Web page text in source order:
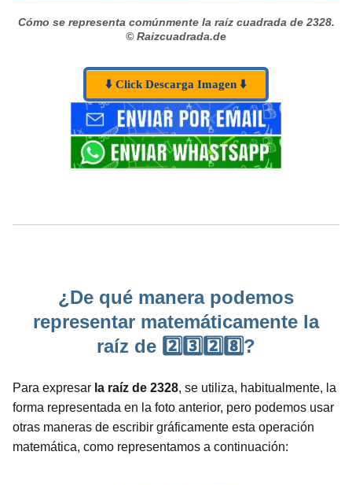
Cómo se representa comúnmente la raíz cuadrada de 2328.
© Raizcuadrada.de
⬇️ Click Descarga Imagen ⬇️
¿De qué manera podemos
representar matemáticamente la
raíz de 2️⃣3️⃣2️⃣8️⃣?
Para expresar la raíz de 2328, se utiliza, habitualmente, la
forma representada en la foto anterior, pero podemos usar
otras maneras de escribir gráficamente esta operación
matemática, como representamos a continuación: